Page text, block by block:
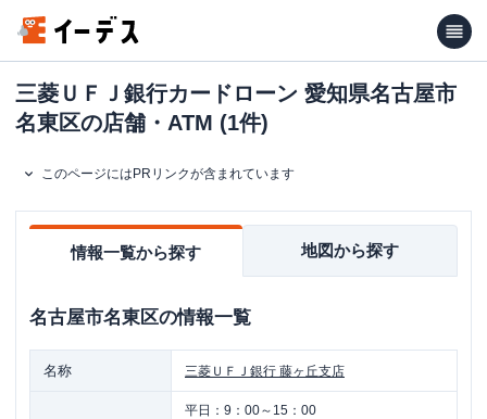
三菱ＵＦＪ銀行カードローン 愛知県名古屋市
名東区の店舗・ATM (1件)
このページにはPRリンクが含まれています
情報一覧から探す 地図から探す
名古屋市名東区の情報一覧
名称 三菱ＵＦＪ銀行 藤ヶ丘支店
平日： 9：00～15：00